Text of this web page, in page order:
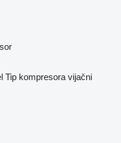
Tip kompresora vijačni